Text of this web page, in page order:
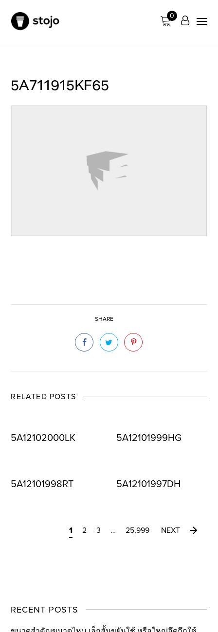
0
5A711915KF65
SHARE
RELATED POSTS
5A12102000LK 5A12101999HG
5A12101998RT 5A12101997DH
1 2 3 … 25,999 NEXT
RECENT POSTS